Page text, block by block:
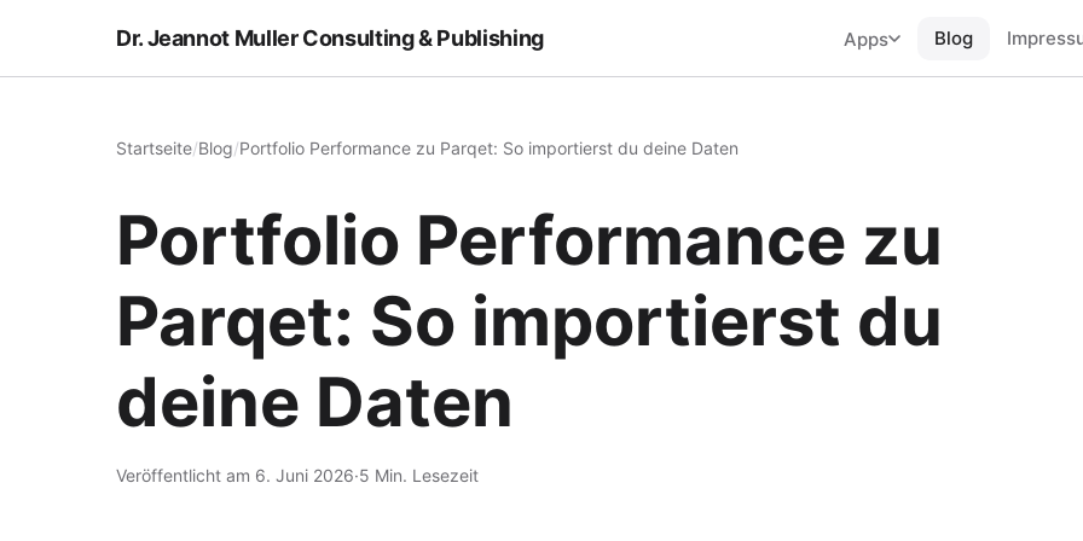
Dr. Jeannot Muller Consulting & Publishing Apps Blog
Startseite/Blog/Portfolio Performance zu Parqet: So importierst du deine Daten
Portfolio Performance zu
Parqet: So importierst du
deine Daten
Veröffentlicht am 6. Juni 2026·5 Min. Lesezeit